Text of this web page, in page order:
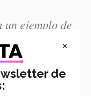
un ejemplo de
una huella
tengan
de vida, el
los que
×
de